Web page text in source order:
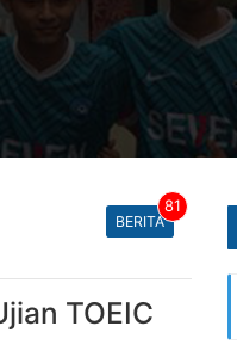
81
BERITA
TOEIC